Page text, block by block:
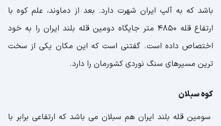
باشد که به آلپ ایران شهرت دارد. بعد از دماوند، علم کوه با
ارتفاع قله 4850 متر جایگاه دومین قله بلند ایران را به خود
اختصاص داده است. گفتنی است که این مکان یکی از سخت
ترین مسیرهای سنگ نوردی کشورمان را دارد.
کوه سبلان
سومین قله بلند ایران هم سبلان می باشد که ارتفاعی برابر با